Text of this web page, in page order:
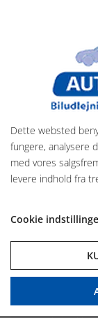
Manuel
Svejste og
BT5000 seriener
tiptrailer, der kan
Den robuste,
forstærket stålgulv
til nem og effektiv
BT5000-serien kan
Totalvægt fra
Svejste og
Kraftige
Udstyret
stålgulv
Dette websted
fungere, analysere
med vores
levere indhold fra
Cookie